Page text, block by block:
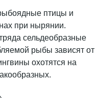
птицы и
при нырянии.
сельдеобразные
рыбы зависят от
охотятся на